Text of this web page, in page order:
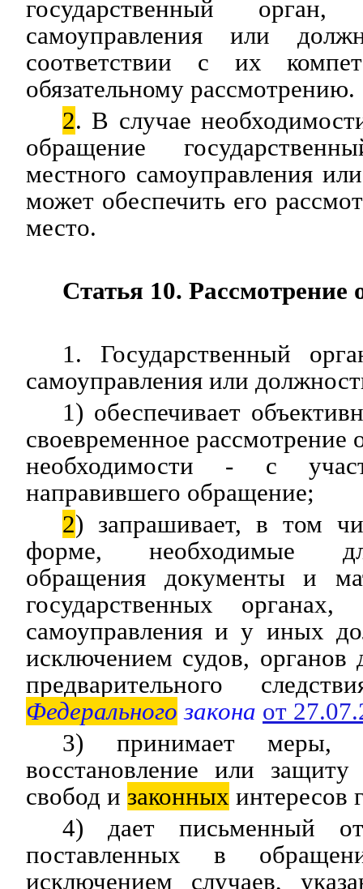
государственный
самоуправления или
соответствии с их
обязательному рассмотрению.
2. В случае
обращение
местного самоуправления
может обеспечить его
место.
Статья 10. Рассмотрение
1. Государственный
самоуправления или
1) обеспечивает
своевременное рассмотрение
необходимости - с
направившего обращение;
2) запрашивает, в том
форме, необходимые
обращения документы и
государственных органах,
самоуправления и у иных
исключением судов, органов
предварительного
Федерального закона от
3) принимает меры,
восстановление или
свобод и законных интересов
4) дает письменный
поставленных в
исключением случаев,